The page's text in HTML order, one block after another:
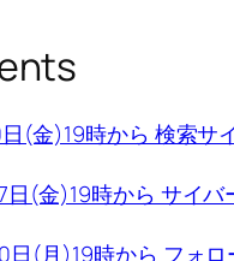
日(金)19時から 検索
日(金)19時から サイ
日(月)19時から フォ